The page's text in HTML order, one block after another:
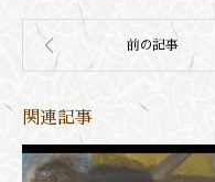
関連記事